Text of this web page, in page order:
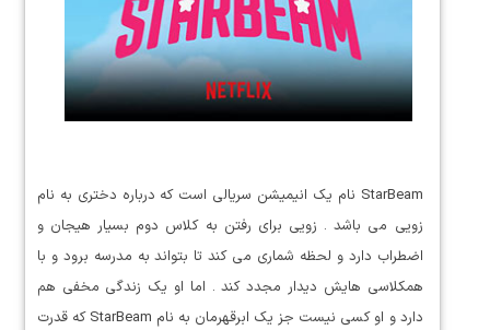
StarBeam نام یک انیمیشن سریالی است که درباره دختری به نام
زویی می باشد . زویی برای رفتن به کلاس دوم بسیار هیجان و
اضطراب دارد و لحظه شماری می کند تا بتواند به مدرسه برود و با
همکلاسی هایش دیدار مجدد کند . اما او یک زندگی مخفی هم
دارد و او کسی نیست جز یک ابرقهرمان به نام StarBeam که قدرت